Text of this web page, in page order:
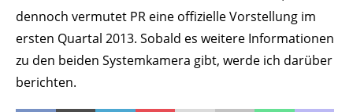
dennoch vermutet PR eine offizielle Vorstellung im
ersten Quartal 2013. Sobald es weitere Informationen
zu den beiden Systemkamera gibt, werde ich darüber
berichten.